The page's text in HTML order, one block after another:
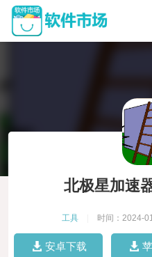
北极星加速
工具 时间：2024-
安卓下载